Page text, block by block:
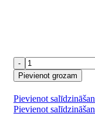
-
Pievienot grozam
Pievienot
Pievienot